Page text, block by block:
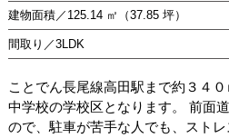
建物面積／125.14 ㎡（37.85 坪）
間取り／3LDK
ことでん長尾線高田駅まで約３４
中学校の学校区となります。 前面
ので、駐車が苦手な人でも、スト